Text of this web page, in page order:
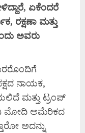
ಏಕೆಂದರೆ
ರಕ್ಷಣಾ ಮತ್ತು
ಅವರು
ನಾಯಕ,
ಮತ್ತು ಟ್ರಂಪ್
ಮೋದಿ ಅಮೆರಿಕದ
ಅದನ್ನು